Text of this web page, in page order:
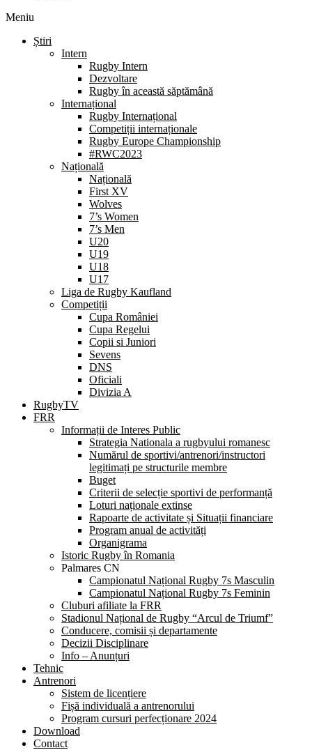
Meniu
Știri
Intern
Rugby Intern
Dezvoltare
Rugby în această săptămână
Internațional
Rugby Internațional
Competiții internaționale
Rugby Europe Championship
#RWC2023
Națională
Națională
First XV
Wolves
7’s Women
7’s Men
U20
U19
U18
U17
Liga de Rugby Kaufland
Competiții
Cupa României
Cupa Regelui
Copii si Juniori
Sevens
DNS
Oficiali
Divizia A
RugbyTV
FRR
Informații de Interes Public
Strategia Nationala a rugbyului romanesc
Numărul de sportivi/antrenori/instructori
legitimați pe structurile membre
Buget
Criterii de selecție sportivi de performanță
Loturi naționale extinse
Rapoarte de activitate și Situații financiare
Program anual de activități
Organigrama
Istoric Rugby în Romania
Palmares CN
Campionatul Național Rugby 7s Masculin
Campionatul Național Rugby 7s Feminin
Cluburi afiliate la FRR
Stadionul Național de Rugby “Arcul de Triumf”
Conducere, comisii și departamente
Decizii Disciplinare
Info – Anunțuri
Tehnic
Antrenori
Sistem de licențiere
Fișă individuală a antrenorului
Program cursuri perfecționare 2024
Download
Contact